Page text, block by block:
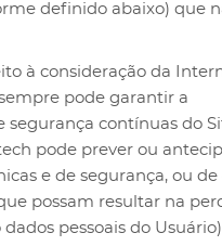
definido abaixo) que
à consideração da
pode garantir a
segurança contínuas do
pode prever ou
e de segurança, ou
possam resultar na
pessoais do